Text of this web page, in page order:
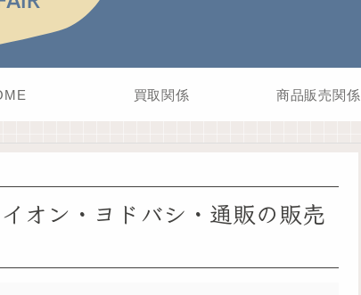
買取関係 商品販売関係
オン・ヨドバシ・通販の販売